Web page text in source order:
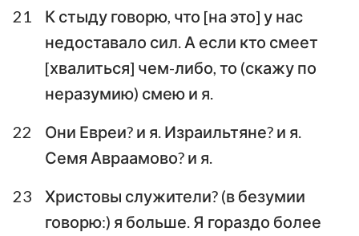
1 2 3 4 5 6
8
9 10 11 12 13
21
К стыду говорю, что [на это] у нас
недоставало сил. А если кто смеет
[хвалиться] чем-либо, то (скажу по
неразумию) смею и я.
22
Они Евреи? и я. Израильтяне? и я.
Семя Авраамово? и я.
23
Христовы служители? (в безумии
говорю:) я больше. Я гораздо более